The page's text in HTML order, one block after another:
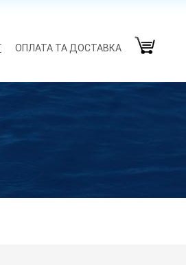
ОПЛАТА ТА ДОСТАВКА